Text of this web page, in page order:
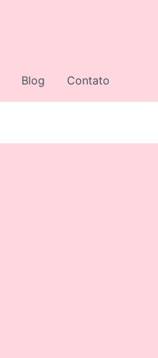
Blog Contato